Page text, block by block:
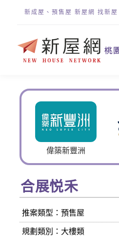
新成屋、預售屋 新屋網 找新屋
沐樂
合展悦禾
推案類型：預售屋
規劃類別：大樓類